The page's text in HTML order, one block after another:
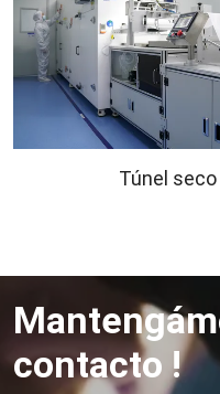
Túnel seco
contacto !